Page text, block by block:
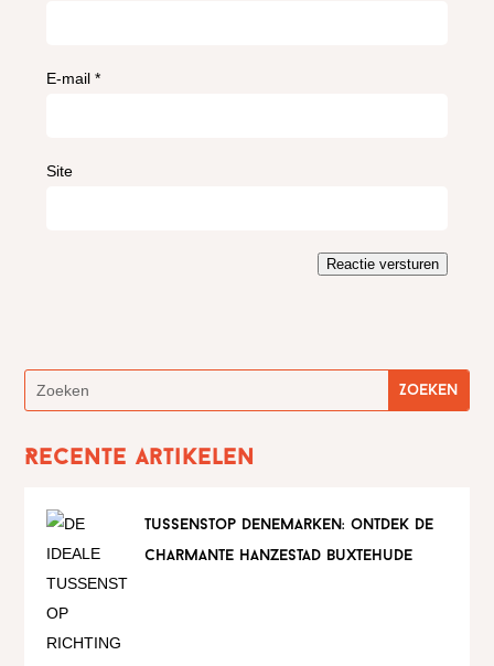
E-mail*
Site
Reactie versturen
Recente artikelen
tussenstop denemarken: ontdek de
charmante hanzestad buxtehude